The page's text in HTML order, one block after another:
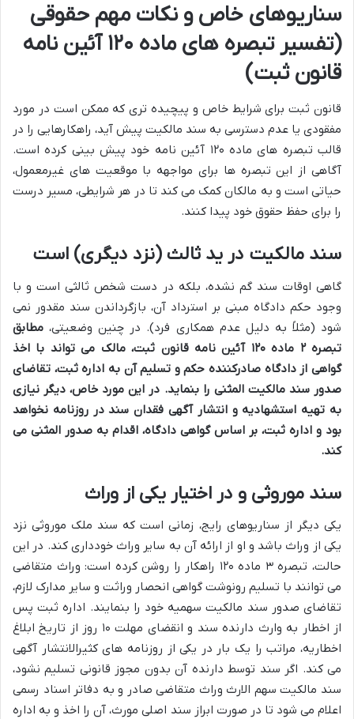
سناریوهای خاص و نکات مهم حقوقی
(تفسیر تبصره های ماده ۱۲۰ آئین نامه
قانون ثبت)
قانون ثبت برای شرایط خاص و پیچیده تری که ممکن است در مورد
مفقودی یا عدم دسترسی به سند مالکیت پیش آید، راهکارهایی را در
قالب تبصره های ماده ۱۲۰ آئین نامه خود پیش بینی کرده است.
آگاهی از این تبصره ها برای مواجهه با موقعیت های غیرمعمول،
حیاتی است و به مالکان کمک می کند تا در هر شرایطی، مسیر درست
را برای حفظ حقوق خود پیدا کنند.
سند مالکیت در ید ثالث (نزد دیگری) است
گاهی اوقات سند گم نشده، بلکه در دست شخص ثالثی است و با
وجود حکم دادگاه مبنی بر استرداد آن، بازگرداندن سند مقدور نمی
شود (مثلاً به دلیل عدم همکاری فرد). در چنین وضعیتی، مطابق
تبصره ۲ ماده ۱۲۰ آئین نامه قانون ثبت، مالک می تواند با اخذ
گواهی از دادگاه صادرکننده حکم و تسلیم آن به اداره ثبت، تقاضای
صدور سند مالکیت المثنی را بنماید. در این مورد خاص، دیگر نیازی
به تهیه استشهادیه و انتشار آگهی فقدان سند در روزنامه نخواهد
بود و اداره ثبت، بر اساس گواهی دادگاه، اقدام به صدور المثنی می
کند.
سند موروثی و در اختیار یکی از وراث
یکی دیگر از سناریوهای رایج، زمانی است که سند ملک موروثی نزد
یکی از وراث باشد و او از ارائه آن به سایر وراث خودداری کند. در این
حالت، تبصره ۳ ماده ۱۲۰ راهکار را روشن کرده است: وراث متقاضی
می توانند با تسلیم رونوشت گواهی انحصار وراثت و سایر مدارک لازم،
تقاضای صدور سند مالکیت سهمیه خود را بنمایند. اداره ثبت پس
از اخطار به وارث دارنده سند و انقضای مهلت ۱۰ روز از تاریخ ابلاغ
اخطاریه، مراتب را یک بار در یکی از روزنامه های کثیرالانتشار آگهی
می کند. اگر سند توسط دارنده آن بدون مجوز قانونی تسلیم نشود،
سند مالکیت سهم الارث وراث متقاضی صادر و به دفاتر اسناد رسمی
اعلام می شود تا در صورت ابراز سند اصلی مورث، آن را اخذ و به اداره